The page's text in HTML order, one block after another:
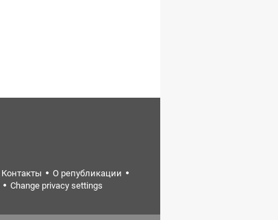
Контакты
О републикации
Change privacy settings